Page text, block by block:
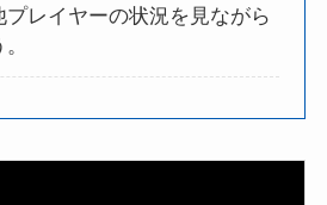
プレイヤーの状況を見ながら